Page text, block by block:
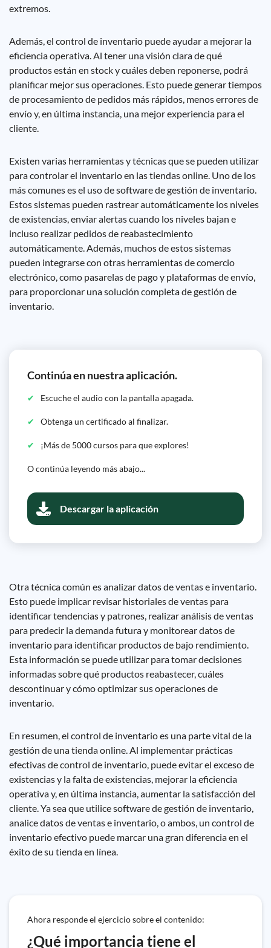
extremos.
Además, el control de inventario puede ayudar a mejorar la
eficiencia operativa. Al tener una visión clara de qué
productos están en stock y cuáles deben reponerse, podrá
planificar mejor sus operaciones. Esto puede generar tiempos
de procesamiento de pedidos más rápidos, menos errores de
envío y, en última instancia, una mejor experiencia para el
cliente.
Existen varias herramientas y técnicas que se pueden utilizar
para controlar el inventario en las tiendas online. Uno de los
más comunes es el uso de software de gestión de inventario.
Estos sistemas pueden rastrear automáticamente los niveles
de existencias, enviar alertas cuando los niveles bajan e
incluso realizar pedidos de reabastecimiento
automáticamente. Además, muchos de estos sistemas
pueden integrarse con otras herramientas de comercio
electrónico, como pasarelas de pago y plataformas de envío,
para proporcionar una solución completa de gestión de
inventario.
Continúa en nuestra aplicación.
Escuche el audio con la pantalla apagada.
Obtenga un certificado al finalizar.
¡Más de 5000 cursos para que explores!
O continúa leyendo más abajo...
Descargar la aplicación
Otra técnica común es analizar datos de ventas e inventario.
Esto puede implicar revisar historiales de ventas para
identificar tendencias y patrones, realizar análisis de ventas
para predecir la demanda futura y monitorear datos de
inventario para identificar productos de bajo rendimiento.
Esta información se puede utilizar para tomar decisiones
informadas sobre qué productos reabastecer, cuáles
descontinuar y cómo optimizar sus operaciones de
inventario.
En resumen, el control de inventario es una parte vital de la
gestión de una tienda online. Al implementar prácticas
efectivas de control de inventario, puede evitar el exceso de
existencias y la falta de existencias, mejorar la eficiencia
operativa y, en última instancia, aumentar la satisfacción del
cliente. Ya sea que utilice software de gestión de inventario,
analice datos de ventas e inventario, o ambos, un control de
inventario efectivo puede marcar una gran diferencia en el
éxito de su tienda en línea.
Ahora responde el ejercicio sobre el contenido:
¿Qué importancia tiene el